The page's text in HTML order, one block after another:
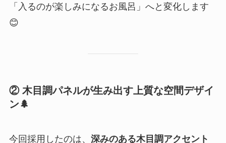
「入るのが楽しみになるお風呂」へと変化します
😊
② 木目調パネルが生み出す上質な空間デザイ
ン🌲
今回採用したのは、 深みのある木目調アクセント